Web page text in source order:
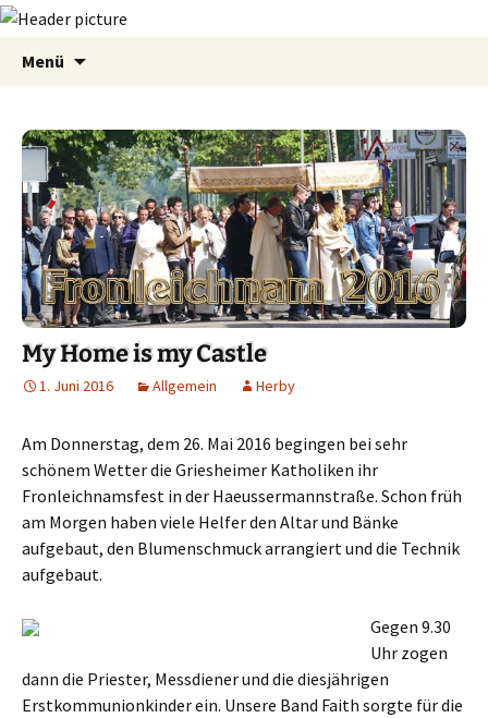
Menü
My Home is my Castle
1. Juni 2016 Allgemein Herby
Am Donnerstag, dem 26. Mai 2016 begingen bei sehr
schönem Wetter die Griesheimer Katholiken ihr
Fronleichnamsfest in der Haeussermannstraße. Schon früh
am Morgen haben viele Helfer den Altar und Bänke
aufgebaut, den Blumenschmuck arrangiert und die Technik
aufgebaut.
Gegen 9.30
Uhr zogen
dann die Priester, Messdiener und die diesjährigen
Erstkommunionkinder ein. Unsere Band Faith sorgte für die